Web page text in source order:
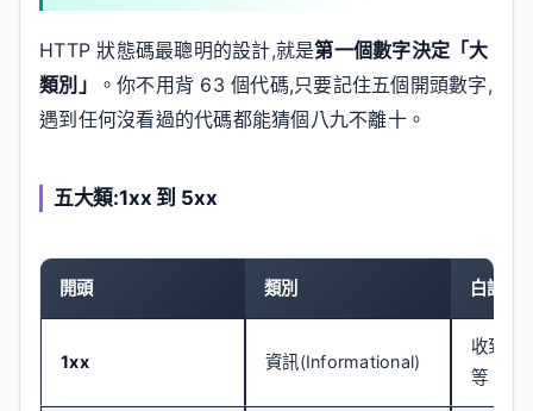
HTTP 狀態碼最聰明的設計,就是第一個數字決定「大
類別」
。你不用背 63 個代碼,只要記住五個開頭數字,
遇到任何沒看過的代碼都能猜個八九不離十。
五大類:1xx 到 5xx
開頭 類別 白話意
1xx 資訊(Informational)
收到了,
等